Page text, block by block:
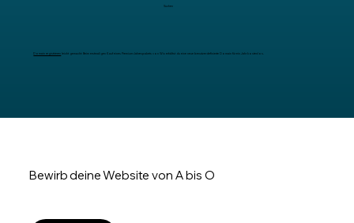
Suchen
Domain registrieren leicht gemacht: Beim erstmaligen Kauf eines Premium-Jahrespakets von Wix erhältst du eine neue benutzerdefinierte Domain für ein Jahr kostenlos.
Bewirb deine Website von A bis O